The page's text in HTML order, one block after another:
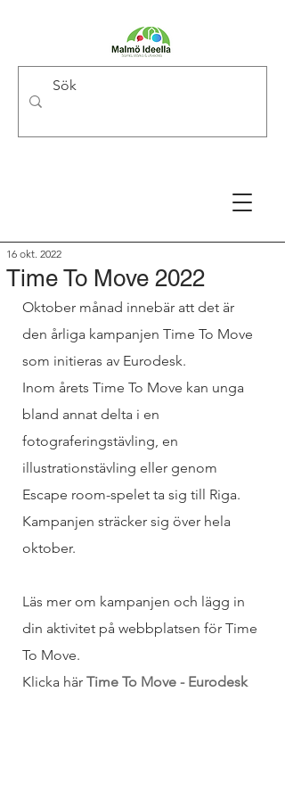
Time To Move 2022
16 okt. 2022
Oktober månad innebär att det är
den årliga kampanjen Time To Move
som initieras av Eurodesk.
Inom årets Time To Move kan unga
bland annat delta i en
fotograferingstävling, en
illustrationstävling eller genom
Escape room-spelet ta sig till Riga.
Kampanjen sträcker sig över hela
oktober.
Läs mer om kampanjen och lägg in
din aktivitet på webbplatsen för Time
To Move.
Klicka här Time To Move - Eurodesk